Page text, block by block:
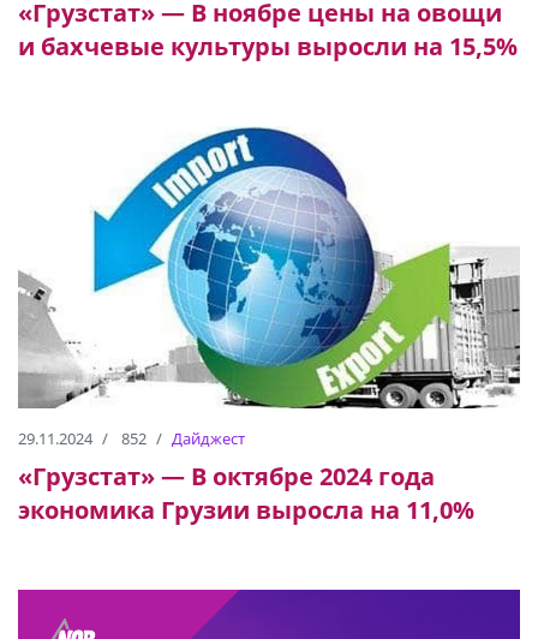
«Грузстат» — В ноябре цены на овощи
и бахчевые культуры выросли на 15,5%
29.11.2024 852 Дайджест
«Грузстат» — В октябре 2024 года
экономика Грузии выросла на 11,0%